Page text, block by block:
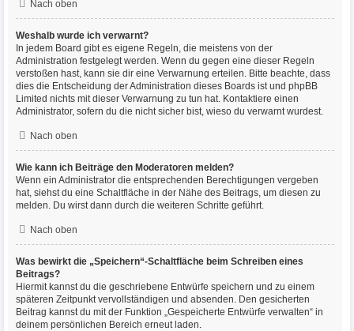
Nach oben
Weshalb wurde ich verwarnt?
In jedem Board gibt es eigene Regeln, die meistens von der
Administration festgelegt werden. Wenn du gegen eine dieser Regeln
verstoßen hast, kann sie dir eine Verwarnung erteilen. Bitte beachte, dass
dies die Entscheidung der Administration dieses Boards ist und phpBB
Limited nichts mit dieser Verwarnung zu tun hat. Kontaktiere einen
Administrator, sofern du die nicht sicher bist, wieso du verwarnt wurdest.
Nach oben
Wie kann ich Beiträge den Moderatoren melden?
Wenn ein Administrator die entsprechenden Berechtigungen vergeben
hat, siehst du eine Schaltfläche in der Nähe des Beitrags, um diesen zu
melden. Du wirst dann durch die weiteren Schritte geführt.
Nach oben
Was bewirkt die „Speichern“-Schaltfläche beim Schreiben eines
Beitrags?
Hiermit kannst du die geschriebene Entwürfe speichern und zu einem
späteren Zeitpunkt vervollständigen und absenden. Den gesicherten
Beitrag kannst du mit der Funktion „Gespeicherte Entwürfe verwalten“ in
deinem persönlichen Bereich erneut laden.